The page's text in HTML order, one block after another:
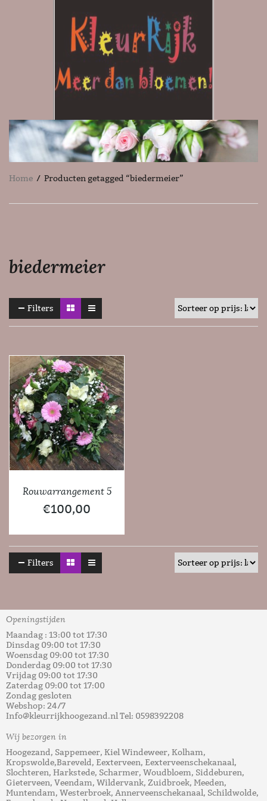
Home / Producten getagged “biedermeier”
biedermeier
Filters
Rouwarrangement 5
€100,00
Filters
Openingstijden
Maandag : 13:00 tot 17:30
Dinsdag 09:00 tot 17:30
Woensdag 09:00 tot 17:30
Donderdag 09:00 tot 17:30
Vrijdag 09:00 tot 17:30
Zaterdag 09:00 tot 17:00
Zondag gesloten
Webshop: 24/7
Info@kleurrijkhoogezand.nl Tel: 0598392208
Wij bezorgen in
Hoogezand, Sappemeer, Kiel Windeweer, Kolham,
Kropswolde,Bareveld, Eexterveen, Eexterveenschekanaal,
Slochteren, Harkstede, Scharmer, Woudbloem, Siddeburen,
Gieterveen, Veendam, Wildervank, Zuidbroek, Meeden,
Muntendam, Westerbroek, Annerveenschekanaal, Schildwolde,